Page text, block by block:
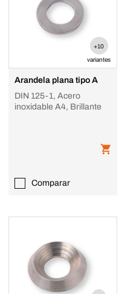
+10
variantes
Arandela plana tipo A
DIN 125-1, Acero
inoxidable A4, Brillante
Comparar